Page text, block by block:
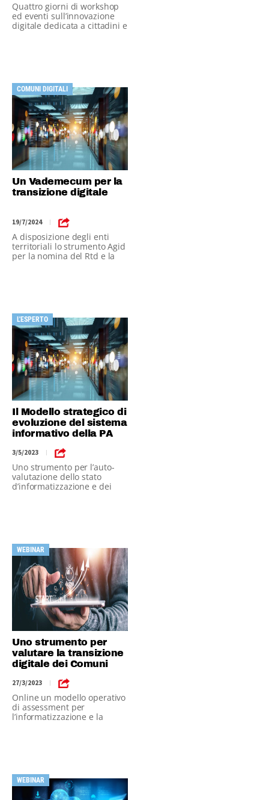
Quattro giorni di workshop
ed eventi sull’innovazione
digitale dedicata a cittadini e
COMUNI DIGITALI
Un Vademecum per la
transizione digitale
19/7/2024 |
A disposizione degli enti
territoriali lo strumento Agid
per la nomina del Rtd e la
L'ESPERTO
Il Modello strategico di
evoluzione del sistema
informativo della PA
3/5/2023 |
Uno strumento per l’auto-
valutazione dello stato
d’informatizzazione e dei
WEBINAR
Uno strumento per
valutare la transizione
digitale dei Comuni
27/3/2023 |
Online un modello operativo
di assessment per
l’informatizzazione e la
WEBINAR